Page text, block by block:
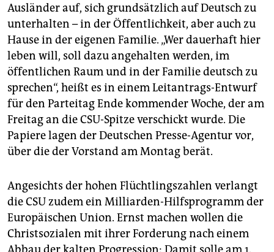
fragen & hilfe
unterstützen
abo
genossenschaft
epaper login
Ausländer auf, sich grundsätzlich auf Deutsch zu
unterhalten – in der Öffentlichkeit, aber auch zu
Hause in der eigenen Familie. „Wer dauerhaft hier
leben will, soll dazu angehalten werden, im
öffentlichen Raum und in der Familie deutsch zu
sprechen“, heißt es in einem Leitantrags-Entwurf
für den Parteitag Ende kommender Woche, der am
Freitag an die CSU-Spitze verschickt wurde. Die
Papiere lagen der Deutschen Presse-Agentur vor,
über die der Vorstand am Montag berät.
Angesichts der hohen Flüchtlingszahlen verlangt
die CSU zudem ein Milliarden-Hilfsprogramm der
Europäischen Union. Ernst machen wollen die
Christsozialen mit ihrer Forderung nach einem